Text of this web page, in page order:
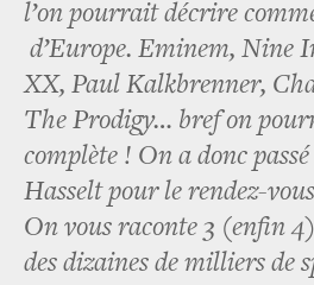
l’on pourrait décrire
d’Europe. Eminem, Nine
XX, Paul Kalkbrenner,
The Prodigy… bref on
complète ! On a donc
Hasselt pour le rendez-
On vous raconte 3 (enfin
des dizaines de milliers de